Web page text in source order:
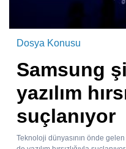
Dosya Konusu
Samsung
yazılım
suçlanıyor
Teknoloji dünyasının önde